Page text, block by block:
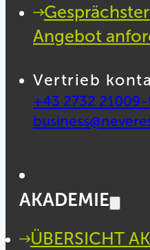
Angebot
Vertrieb
+43 2732
AKADEMIE
ÜBERSICHT